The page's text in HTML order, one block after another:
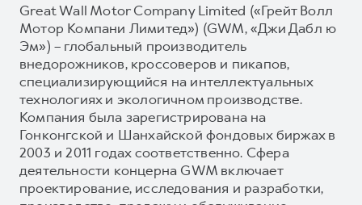
Great Wall Motor Company Limited («Грейт Волл
Мотор Компани Лимитед») (GWM, «Джи Дабл ю
Эм») – глобальный производитель
внедорожников, кроссоверов и пикапов,
специализирующийся на интеллектуальных
технологиях и экологичном производстве.
Компания была зарегистрирована на
Гонконгской и Шанхайской фондовых биржах в
2003 и 2011 годах соответственно. Сфера
деятельности концерна GWM включает
проектирование, исследования и разработки,